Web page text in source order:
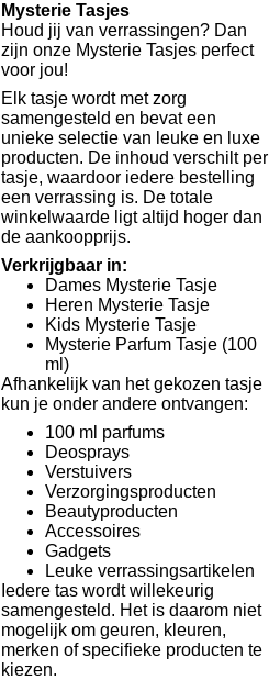
Mysterie Tasjes
Houd jij van verrassingen? Dan
zijn onze Mysterie Tasjes perfect
voor jou!
Elk tasje wordt met zorg
samengesteld en bevat een
unieke selectie van leuke en luxe
producten. De inhoud verschilt per
tasje, waardoor iedere bestelling
een verrassing is. De totale
winkelwaarde ligt altijd hoger dan
de aankoopprijs.
Verkrijgbaar in:
Dames Mysterie Tasje
Heren Mysterie Tasje
Kids Mysterie Tasje
Mysterie Parfum Tasje (100
ml)
Afhankelijk van het gekozen tasje
kun je onder andere ontvangen:
100 ml parfums
Deosprays
Verstuivers
Verzorgingsproducten
Beautyproducten
Accessoires
Gadgets
Leuke verrassingsartikelen
Iedere tas wordt willekeurig
samengesteld. Het is daarom niet
mogelijk om geuren, kleuren,
merken of specifieke producten te
kiezen.